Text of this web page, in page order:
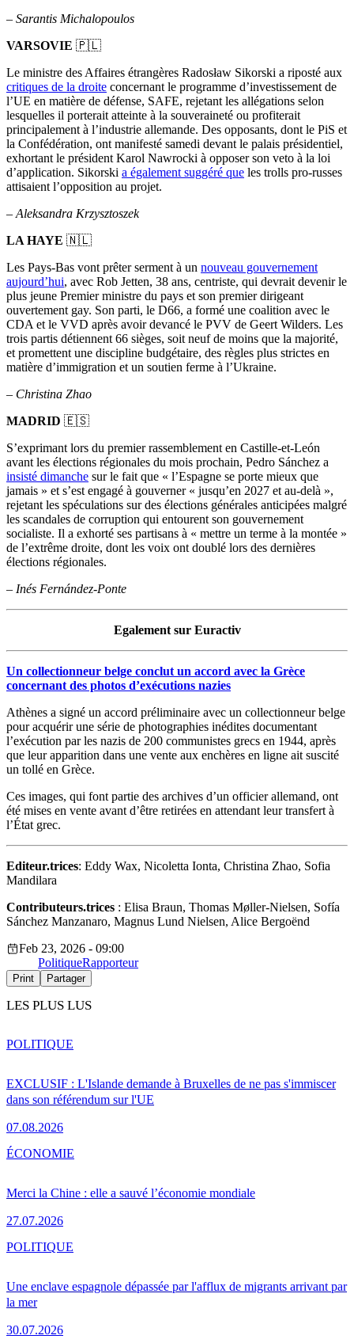
– Sarantis Michalopoulos
VARSOVIE 🇵🇱
Le ministre des Affaires étrangères Radosław Sikorski a riposté aux
critiques de la droite concernant le programme d’investissement de
l’UE en matière de défense, SAFE, rejetant les allégations selon
lesquelles il porterait atteinte à la souveraineté ou profiterait
principalement à l’industrie allemande. Des opposants, dont le PiS et
la Confédération, ont manifesté samedi devant le palais présidentiel,
exhortant le président Karol Nawrocki à opposer son veto à la loi
d’application. Sikorski a également suggéré que les trolls pro-russes
attisaient l’opposition au projet.
– Aleksandra Krzysztoszek
LA HAYE 🇳🇱
Les Pays-Bas vont prêter serment à un nouveau gouvernement
aujourd’hui, avec Rob Jetten, 38 ans, centriste, qui devrait devenir le
plus jeune Premier ministre du pays et son premier dirigeant
ouvertement gay. Son parti, le D66, a formé une coalition avec le
CDA et le VVD après avoir devancé le PVV de Geert Wilders. Les
trois partis détiennent 66 sièges, soit neuf de moins que la majorité,
et promettent une discipline budgétaire, des règles plus strictes en
matière d’immigration et un soutien ferme à l’Ukraine.
– Christina Zhao
MADRID 🇪🇸
S’exprimant lors du premier rassemblement en Castille-et-León
avant les élections régionales du mois prochain, Pedro Sánchez a
insisté dimanche sur le fait que « l’Espagne se porte mieux que
jamais » et s’est engagé à gouverner « jusqu’en 2027 et au-delà »,
rejetant les spéculations sur des élections générales anticipées malgré
les scandales de corruption qui entourent son gouvernement
socialiste. Il a exhorté ses partisans à « mettre un terme à la montée »
de l’extrême droite, dont les voix ont doublé lors des dernières
élections régionales.
– Inés Fernández-Ponte
Egalement sur Euractiv
Un collectionneur belge conclut un accord avec la Grèce
concernant des photos d’exécutions nazies
Athènes a signé un accord préliminaire avec un collectionneur belge
pour acquérir une série de photographies inédites documentant
l’exécution par les nazis de 200 communistes grecs en 1944, après
que leur apparition dans une vente aux enchères en ligne ait suscité
un tollé en Grèce.
Ces images, qui font partie des archives d’un officier allemand, ont
été mises en vente avant d’être retirées en attendant leur transfert à
l’État grec.
Editeur.trices: Eddy Wax, Nicoletta Ionta, Christina Zhao, Sofia
Mandilara
Contributeurs.trices : Elisa Braun, Thomas Møller-Nielsen, Sofía
Sánchez Manzanaro, Magnus Lund Nielsen, Alice Bergoënd
Feb 23, 2026 - 09:00
PolitiqueRapporteur
Print Partager
LES PLUS LUS
EXCLUSIF : L'Islande demande à Bruxelles de ne pas s'immiscer
dans son référendum sur l'UE
07.08.2026
POLITIQUE
Merci la Chine : elle a sauvé l’économie mondiale
27.07.2026
ÉCONOMIE
Une enclave espagnole dépassée par l'afflux de migrants arrivant par
la mer
30.07.2026
POLITIQUE